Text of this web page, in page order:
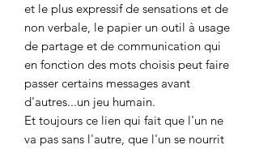
et le plus expressif de sensations et de
non verbale, le papier un outil à usage
de partage et de communication qui
en fonction des mots choisis peut faire
passer certains messages avant
d'autres...un jeu humain.
Et toujours ce lien qui fait que l'un ne
va pas sans l'autre, que l'un se nourrit